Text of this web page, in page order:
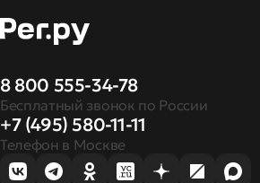
8 800 555-34-78
Бесплатный звонок по России
+7 (495) 580-11-11
Телефон в Москве